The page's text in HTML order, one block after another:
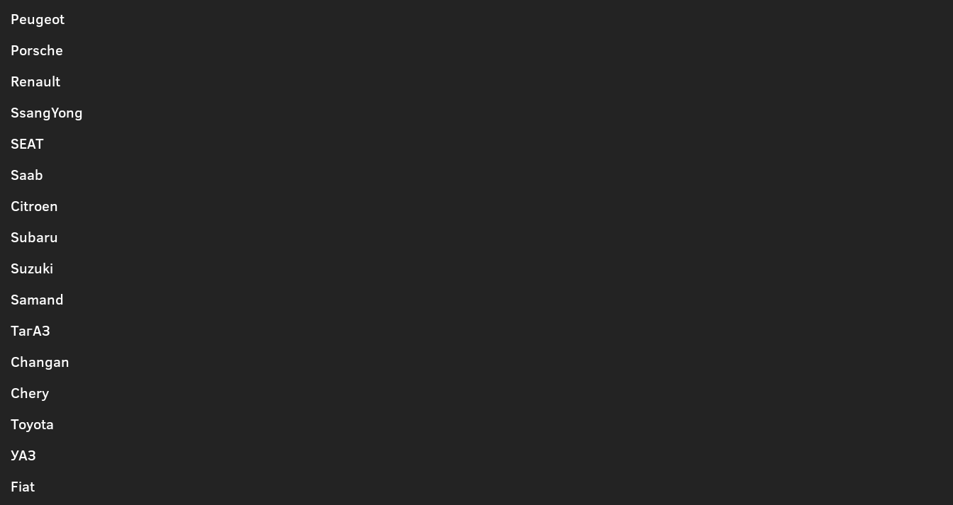
Peugeot
Porsche
Renault
SsangYong
SEAT
Saab
Citroen
Subaru
Suzuki
Samand
ТагАЗ
Changan
Chery
Toyota
УАЗ
Fiat